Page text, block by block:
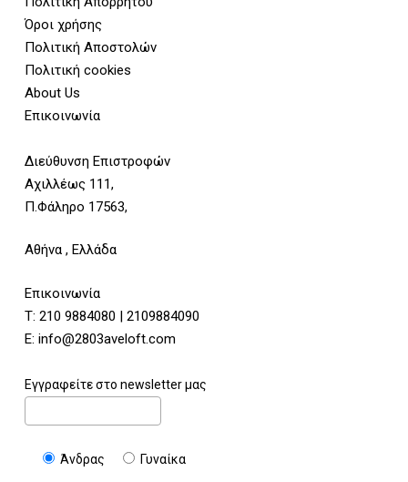
Όροι χρήσης
Πολιτική Αποστολών
Πολιτική cookies
About Us
Επικοινωνία
Διεύθυνση Επιστροφών
Αχιλλέως 111,
Π.Φάληρο 17563,
Αθήνα , Ελλάδα
Επικοινωνία
Τ: 210 9884080 | 2109884090
E: info@2803aveloft.com
Εγγραφείτε στο newsletter μας
Άνδρας Γυναίκα